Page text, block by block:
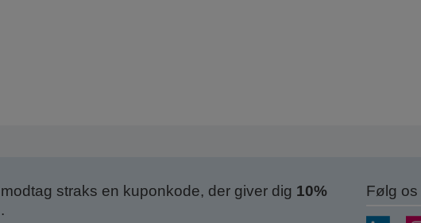
straks en kuponkode, der giver dig 10%
Følg os